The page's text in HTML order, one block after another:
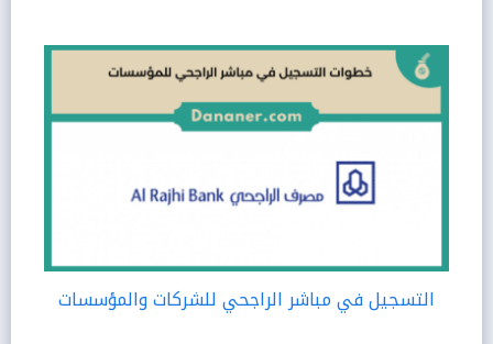
التسجيل في مباشر الراجحي للشركات والمؤسسات